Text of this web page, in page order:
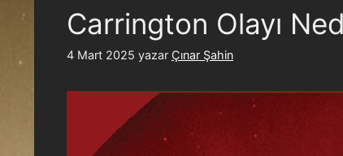
Carrington Olayı
4 Mart 2025 yazar Çınar Şahin